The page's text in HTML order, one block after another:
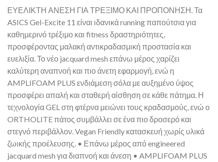
ΕΥΕΛΙΚΤΗ ΑΝΕΣΗ ΓΙΑ ΤΡΕΞΙΜΟ ΚΑΙ ΠΡΟΠΟΝΗΣΗ. Τα
ASICS Gel-Excite 11 είναι ιδανικά running παπούτσια για
καθημερινό τρέξιμο και fitness δραστηριότητες,
προσφέροντας μαλακή αντικραδασμική προστασία και
ευελιξία. Το νέο jacquard mesh επάνω μέρος χαρίζει
καλύτερη αναπνοή και πιο άνετη εφαρμογή, ενώ η
AMPLIFOAM PLUS ενδιάμεση σόλα με αυξημένο ύψος
προσφέρει απαλή και σταθερή αίσθηση σε κάθε πάτημα. Η
τεχνολογία GEL στη φτέρνα μειώνει τους κραδασμούς, ενώ ο
ORTHOLITE πάτος συμβάλλει σε ένα πιο δροσερό και
στεγνό περιβάλλον. Vegan Friendly κατασκευή χωρίς υλικά
ζωικής προέλευσης. • Επάνω μέρος από engineered
jacquard mesh για διαπνοή και άνεση • AMPLIFOAM PLUS